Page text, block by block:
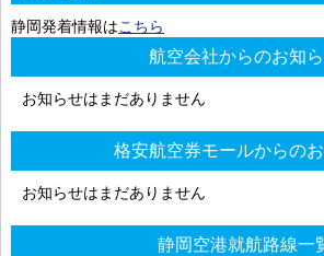
静岡発着情報はこちら
航空会社からのお知
お知らせはまだありません
格安航空券モールからの
お知らせはまだありません
静岡空港就航路線一